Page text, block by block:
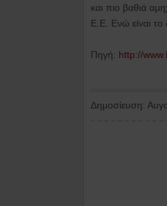
και πιο βαθιά
Ε.Ε. Ενώ είναι το
Πηγή: http://
Δημοσίευση: